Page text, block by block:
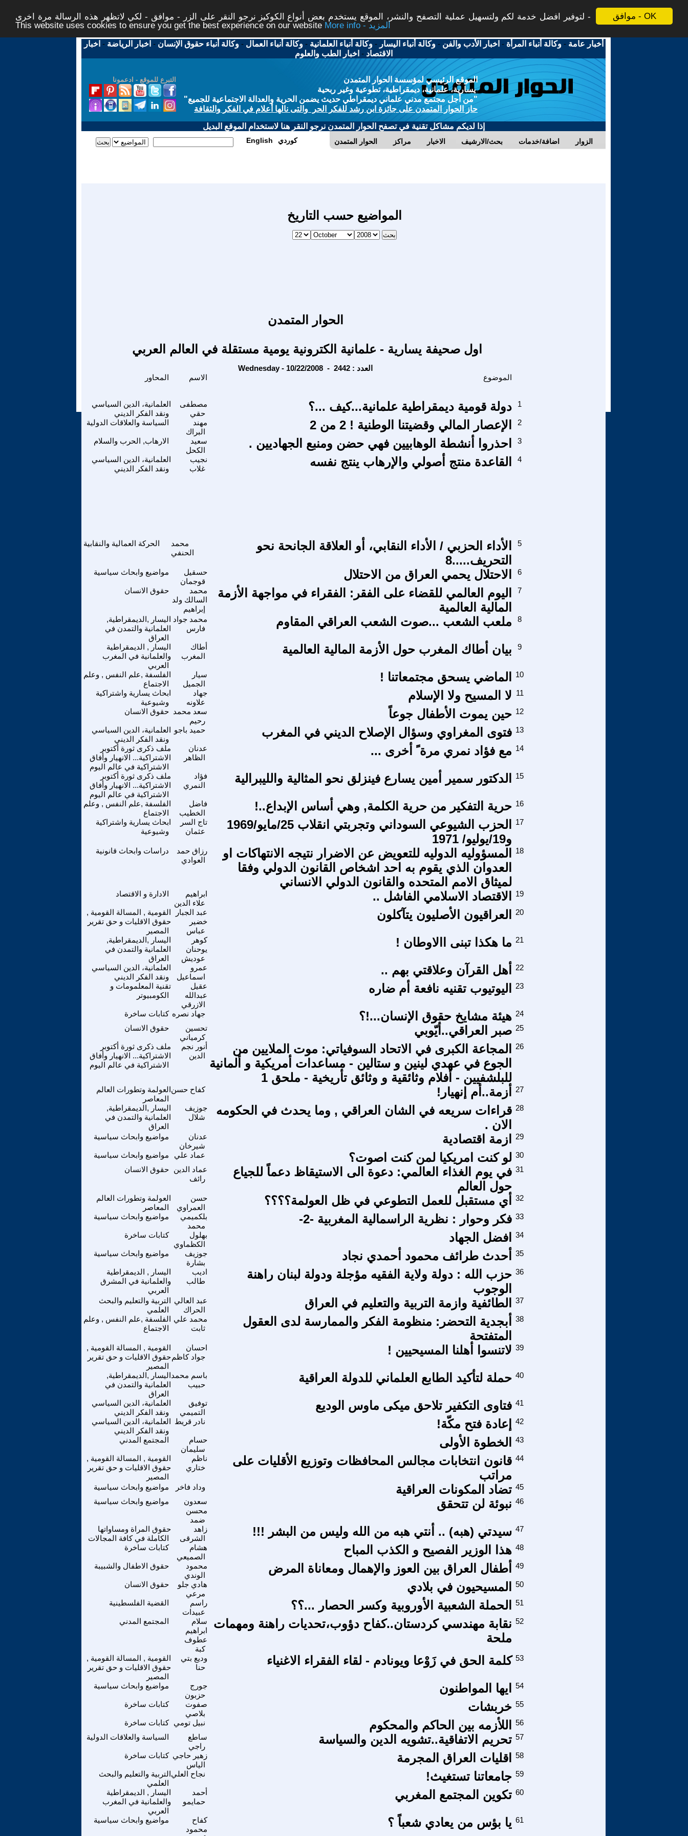
موافق - OK
لتوفير افضل خدمة لكم ولتسهيل عملية التصفح والنشر، الموقع يستخدم بعض أنواع الكوكيز نرجو النقر على الزر - موافق - لكي لاتظهر هذه الرسالة مرة اخرى -
This website uses cookies to ensure you get the best experience on our website
More info - المزيد
أخبار عامة -وكالة أنباء المرأة - اخبار الأدب والفن -وكالة أنباء اليسار -وكالة أنباء العلمانية -وكالة أنباء العمال -وكالة أنباء حقوق الإنسان - اخبار الرياضة - اخبار
الاقتصاد - اخبار الطب والعلوم
التبرع للموقع - ادعمونا
الموقع الرئيسي لمؤسسة الحوار المتمدن
يسارية، علمانية، ديمقراطية، تطوعية وغير ربحية
"من أجل مجتمع مدني علماني ديمقراطي حديث يضمن الحرية والعدالة الاجتماعية للجميع"
حاز الحوار المتمدن على جائزة ابن رشد للفكر الحر والتى نالها أعلام في الفكر والثقافة
إذا لديكم مشاكل تقنية في تصفح الحوار المتمدن نرجو النقر هنا لاستخدام الموقع البديل
الحوار المتمدن مراكز الاخبار بحث/الارشيف اضافة/خدمات الزوار English كوردي
المواضيع حسب التاريخ
الحوار المتمدن
اول صحيفة يسارية - علمانية الكترونية يومية مستقلة في العالم العربي
Wednesday - 10/22/2008 - العدد : 2442
الاسم الموضوع
العلمانية، الدين السياسي
ونقد الفكر الديني
مصطفى
حقي
دولة قومية ديمقراطية علمانية...كيف ...؟ 1
السياسة والعلاقات الدولية
مهند
البراك
الإعصار المالي وقضيتنا الوطنية ! 2 من 2 2
الارهاب, الحرب والسلام
سعيد
الكحل
احذروا أنشطة الوهابيين فهي حضن ومنبع الجهاديين . 3
العلمانية، الدين السياسي
ونقد الفكر الديني
نجيب
غلاب
القاعدة منتج أصولي والإرهاب ينتج نفسه 4
الحركة العمالية والنقابية
محمد
الحنفي
الأداء الحزبي / الأداء النقابي، أو العلاقة الجانحة نحو
التحريف.....8
5
مواضيع وابحاث سياسية
حسقيل
قوجمان
الاحتلال يحمي العراق من الاحتلال 6
حقوق الانسان
محمد
السالك ولد
إبراهيم
اليوم العالمي للقضاء على الفقر: الفقراء في مواجهة الأزمة
المالية العالمية
7
اليسار ,الديمقراطية,
العلمانية والتمدن في
العراق
محمد جواد
فارس
ملعب الشعب ...صوت الشعب العراقي المقاوم 8
اليسار , الديمقراطية
والعلمانية في المغرب
العربي
أطاك
المغرب
بيان أطاك المغرب حول الأزمة المالية العالمية 9
الفلسفة ,علم النفس , وعلم
الاجتماع
سيار
الجميل
الماضي يسحق مجتمعاتنا ! 10
ابحاث يسارية واشتراكية
وشيوعية
جهاد
علاونه
لا المسيح ولا الإسلام 11
حقوق الانسان سعد محمد
رحيم
حين يموت الأطفال جوعاً 12
العلمانية، الدين السياسي
ونقد الفكر الديني
حميد باجو فتوى المغراوي وسؤال الإصلاح الديني في المغرب 13
ملف ذكرى ثورة أكتوبر
الاشتراكية... الانهيار وأفاق
الاشتراكية في عالم اليوم
عدنان
الظاهر
مع فؤاد نمري مرة ً أخرى ... 14
ملف ذكرى ثورة أكتوبر
الاشتراكية... الانهيار وأفاق
الاشتراكية في عالم اليوم
فؤاد
النمري
الدكتور سمير أمين يسارع فينزلق نحو المثالية والليبرالية 15
الفلسفة ,علم النفس , وعلم
الاجتماع
فاضل
الخطيب
حرية التفكير من حرية الكلمة, وهي أساس الإبداع..! 16
ابحاث يسارية واشتراكية
وشيوعية
تاج السر
عثمان
الحزب الشيوعي السوداني وتجربتي انقلاب 25/مايو/1969
و19/يوليو/ 1971
17
دراسات وابحاث قانونية
رزاق حمد
العوادي
المسؤوليه الدوليه للتعويض عن الاضرار نتيجه الانتهاكات او
العدوان الذي يقوم به احد اشخاص القانون الدولي وفقا
لميثاق الامم المتحده والقانون الدولي الانساني
18
الادارة و الاقتصاد
ابراهيم
علاء الدين
الاقتصاد الاسلامي الفاشل .. 19
القومية , المسالة القومية ,
حقوق الاقليات و حق تقرير
المصير
عبد الجبار
خضير
عباس
العراقيون الأصليون يتآكلون 20
اليسار ,الديمقراطية,
العلمانية والتمدن في
العراق
كوهر
يوحنان
عوديش
ما هكذا تبنى االاوطان ! 21
العلمانية، الدين السياسي
ونقد الفكر الديني
عمرو
اسماعيل
أهل القرآن وعلاقتي بهم .. 22
تقنية المعلمومات و
الكومبيوتر
عقيل
عبدالله
الازرقي
اليوتيوب تقنيه نافعة أم ضاره 23
كتابات ساخرة جهاد نصره هيئة مشايخ حقوق الإنسان...!؟ 24
حقوق الانسان
تحسين
كرمياني
صبر العراقي..أيّوبي 25
ملف ذكرى ثورة أكتوبر
الاشتراكية... الانهيار وأفاق
الاشتراكية في عالم اليوم
أنور نجم
الدين
المجاعة الكبرى في الاتحاد السوفياتي: موت الملايين من
الجوع في عهدي لينين و ستالين - مساعدات أمريكية و ألمانية
للبلشفيين - أفلام وثائقية و وثائق تأريخية - ملحق 1
26
العولمة وتطورات العالم
المعاصر
كفاح حسن أزمة..أم إنهيار! 27
اليسار ,الديمقراطية,
العلمانية والتمدن في
العراق
جوزيف
شلال
قراءات سريعه في الشان العراقي , وما يحدث في الحكومه
الان .
28
مواضيع وابحاث سياسية
عدنان
شيرخان
ازمة اقتصادية 29
مواضيع وابحاث سياسية عماد علي لو كنت امريكيا لمن كنت اصوت؟ 30
حقوق الانسان عماد الدين
رائف
في يوم الغذاء العالمي: دعوة الى الاستيقاظ دعماً للجياع
حول العالم
31
العولمة وتطورات العالم
المعاصر
حسن
العمراوي
أي مستقبل للعمل التطوعي في ظل العولمة؟؟؟؟ 32
مواضيع وابحاث سياسية
بلكميمي
محمد
فكر وحوار : نظرية الراسمالية المغربية -2- 33
كتابات ساخرة
بهلول
الكظماوي
افضل الجهاد 34
مواضيع وابحاث سياسية
جوزيف
بشارة
أحدث طرائف محمود أحمدي نجاد 35
اليسار , الديمقراطية
والعلمانية في المشرق
العربي
اديب
طالب
حزب الله : دولة ولاية الفقيه مؤجلة ودولة لبنان راهنة
الوجوب
36
التربية والتعليم والبحث
العلمي
عبد العالي
الحراك
الطائفية وازمة التربية والتعليم في العراق 37
الفلسفة ,علم النفس , وعلم
الاجتماع
محمد علي
ثابت
أبجدية التحضر: منظومة الفكر والممارسة لدى العقول
المتفتحة
38
القومية , المسالة القومية ,
حقوق الاقليات و حق تقرير
المصير
احسان
جواد كاظم
لاتنسوا أهلنا المسيحيين ! 39
اليسار ,الديمقراطية,
العلمانية والتمدن في
العراق
باسم محمد
حبيب
حملة لتأكيد الطابع العلماني للدولة العراقية 40
العلمانية، الدين السياسي
ونقد الفكر الديني
توفيق
التميمي
فتاوى التكفير تلاحق ميكى ماوس الوديع 41
العلمانية، الدين السياسي
ونقد الفكر الديني
نادر قريط إعادة فتح مكّة! 42
المجتمع المدني
حسام
سليمان
الخطوة الأولى 43
القومية , المسالة القومية ,
حقوق الاقليات و حق تقرير
المصير
ناظم
ختاري
قانون انتخابات مجالس المحافظات وتوزيع الأقليات على
مراتب
44
مواضيع وابحاث سياسية وداد فاخر تضاد المكونات العراقية 45
مواضيع وابحاث سياسية
سعدون
محسن
ضمد
نبوئة لن تتحقق 46
حقوق المراة ومساواتها
الكاملة في كافة المجالات
زاهد
الشرقى
سيدتي (هبه) .. أنتي هبه من الله وليس من البشر !!! 47
كتابات ساخرة
هشام
الصميعي
هذا الوزير الفصيح و الكذب المباح 48
حقوق الاطفال والشبيبة
محمود
الوندي
أطفال العراق بين العوز والإهمال ومعاناة المرض 49
حقوق الانسان
هادي جلو
مرعي
المسيحيون في بلادي 50
القضية الفلسطينية
راسم
عبيدات
الحملة الشعبية الأوروبية وكسر الحصار ...؟؟ 51
المجتمع المدني
سلام
ابراهيم
عطوف
كبة
نقابة مهندسي كردستان..كفاح دؤوب،تحديات راهنة ومهمات
ملحة
52
القومية , المسالة القومية ,
حقوق الاقليات و حق تقرير
المصير
وديع بتي
حنا
كلمة الحق في زَوْعا ويونادم - لقاء الفقراء الاغنياء 53
مواضيع وابحاث سياسية
جورج
حزبون
ايها المواطنون 54
كتابات ساخرة
صفوت
بلاصي
خربشات 55
كتابات ساخرة نبيل تومي اللأزمه بين الحاكم والمحكوم
56
السياسة والعلاقات الدولية
ساطع
راجي
تحريم الاتفاقية..تشويه الدين والسياسة 57
كتابات ساخرة زهير حاجي
الياس
اقليات العراق المجرمة 58
التربية والتعليم والبحث
العلمي
نجاح العلي جامعاتنا تستغيث! 59
اليسار , الديمقراطية
والعلمانية في المغرب
العربي
أحمد
حمايمو
تكوين المجتمع المغربي 60
مواضيع وابحاث سياسية
كفاح
محمود
يا بؤس من يعادي شعباً ؟ 61